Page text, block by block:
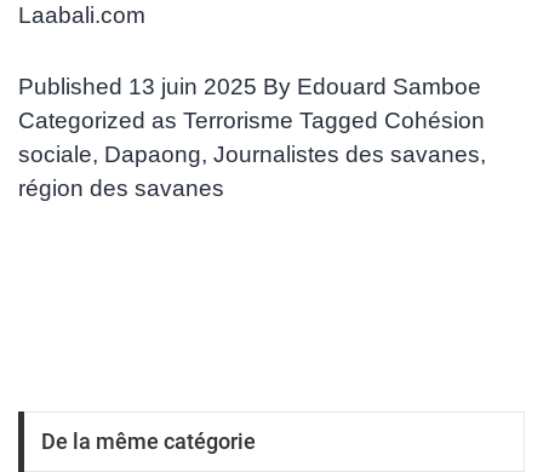
Laabali.com
Published 13 juin 2025 By Edouard Samboe
Categorized as Terrorisme Tagged Cohésion
sociale, Dapaong, Journalistes des savanes,
région des savanes
De la même catégorie